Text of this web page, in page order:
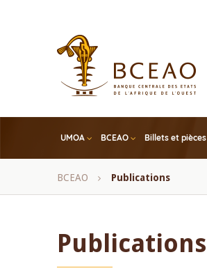
UMOA BCEAO Billets et pièces
Fil
BCEAO Publications
Publications